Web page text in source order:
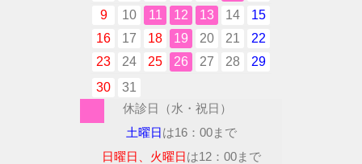
9
10 11 12 13 14
15
16
17 18 19 20 21
22
23
24 25 26 27 28
29
30
31
休診日（水・祝日）
土曜日は16：00まで
日曜日、火曜日は12：00まで